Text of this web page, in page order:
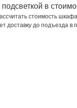
подсветкой в
стоимость
доставку до подъезда